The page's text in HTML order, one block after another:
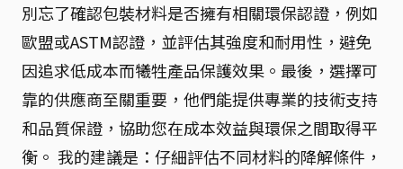
別忘了確認包裝材料是否擁有相關環保認證，例如
歐盟或ASTM認證，並評估其強度和耐用性，避免
因追求低成本而犧牲產品保護效果。最後，選擇可
靠的供應商至關重要，他們能提供專業的技術支持
和品質保證，協助您在成本效益與環保之間取得平
衡。 我的建議是：仔細評估不同材料的降解條件，